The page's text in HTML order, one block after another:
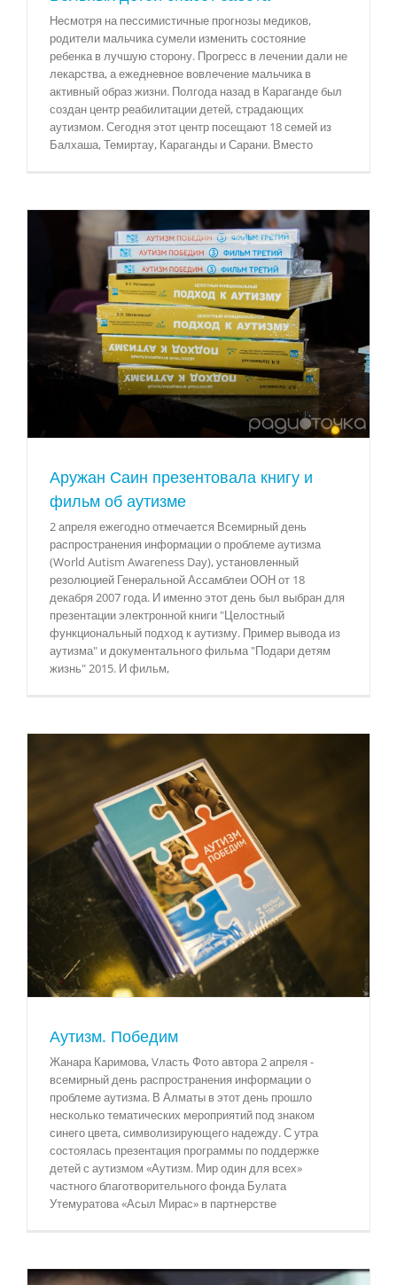
Несмотря на пессимистичные прогнозы медиков,
родители мальчика сумели изменить состояние
ребенка в лучшую сторону. Прогресс в лечении дали не
лекарства, а ежедневное вовлечение мальчика в
активный образ жизни. Полгода назад в Караганде был
создан центр реабилитации детей, страдающих
аутизмом. Сегодня этот центр посещают 18 семей из
Балхаша, Темиртау, Караганды и Сарани. Вместо
Аружан Саин презентовала книгу и
фильм об аутизме
2 апреля ежегодно отмечается Всемирный день
распространения информации о проблеме аутизма
(World Autism Awareness Day), установленный
резолюцией Генеральной Ассамблеи ООН от 18
декабря 2007 года. И именно этот день был выбран для
презентации электронной книги "Целостный
функциональный подход к аутизму. Пример вывода из
аутизма" и документального фильма "Подари детям
жизнь" 2015. И фильм,
Аутизм. Победим
Жанара Каримова, Vласть Фото автора 2 апреля -
всемирный день распространения информации о
проблеме аутизма. В Алматы в этот день прошло
несколько тематических мероприятий под знаком
синего цвета, символизирующего надежду. С утра
состоялась презентация программы по поддержке
детей с аутизмом «Аутизм. Мир один для всех»
частного благотворительного фонда Булата
Утемуратова «Асыл Мирас» в партнерстве